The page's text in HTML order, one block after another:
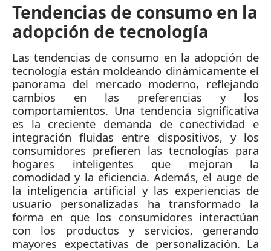
Tendencias de consumo en la
adopción de tecnología
Las tendencias de consumo en la adopción de
tecnología están moldeando dinámicamente el
panorama del mercado moderno, reflejando
cambios en las preferencias y los
comportamientos. Una tendencia significativa
es la creciente demanda de conectividad e
integración fluidas entre dispositivos, y los
consumidores prefieren las tecnologías para
hogares inteligentes que mejoran la
comodidad y la eficiencia. Además, el auge de
la inteligencia artificial y las experiencias de
usuario personalizadas ha transformado la
forma en que los consumidores interactúan
con los productos y servicios, generando
mayores expectativas de personalización. La